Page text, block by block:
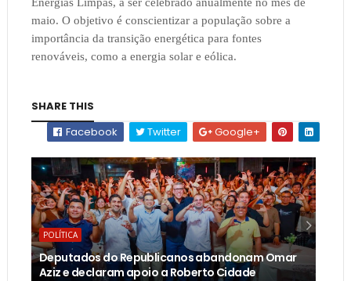
maio. O objetivo é conscientizar a população sobre a
importância da transição energética para fontes
renováveis, como a energia solar e eólica.
SHARE THIS
Facebook
Twitter Google+
POLÍTICA
Deputados do Republicanos abandonam Omar
Aziz e declaram apoio a Roberto Cidade